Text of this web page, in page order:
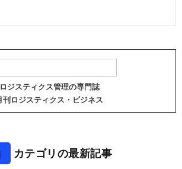
ロジスティクス管理の専門誌
刊ロジスティクス・ビジネス
カテゴリの最新記事